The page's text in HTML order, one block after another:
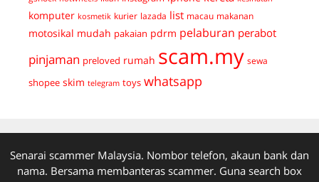
komputer kosmetik kurier lazada list macau makanan
motosikal mudah pakaian pdrm pelaburan perabot
pinjaman preloved rumah scam.my sewa
shopee skim telegram toys whatsapp
Senarai scammer Malaysia. Nombor telefon, akaun bank dan
nama. Bersama membanteras scammer. Guna search box